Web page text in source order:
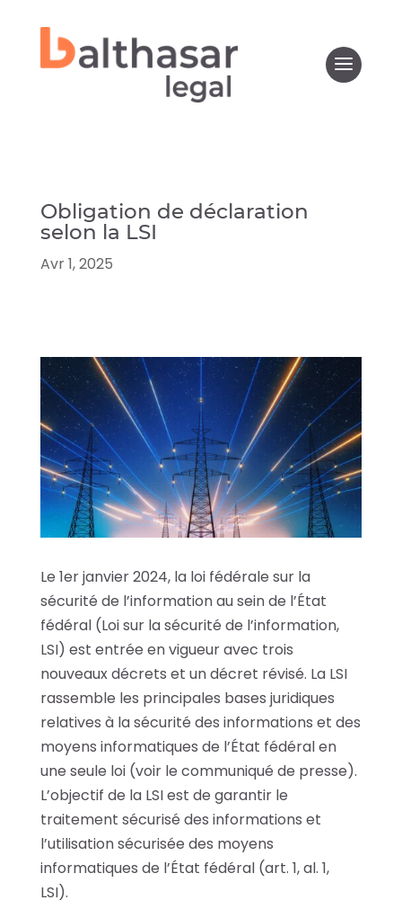
Obligation de déclaration
selon la LSI
Avr 1, 2025
Le 1er janvier 2024, la loi fédérale sur la
sécurité de l’information au sein de l’État
fédéral (Loi sur la sécurité de l’information,
LSI) est entrée en vigueur avec trois
nouveaux décrets et un décret révisé. La LSI
rassemble les principales bases juridiques
relatives à la sécurité des informations et des
moyens informatiques de l’État fédéral en
une seule loi (voir le communiqué de presse).
L’objectif de la LSI est de garantir le
traitement sécurisé des informations et
l’utilisation sécurisée des moyens
informatiques de l’État fédéral (art. 1, al. 1,
LSI).